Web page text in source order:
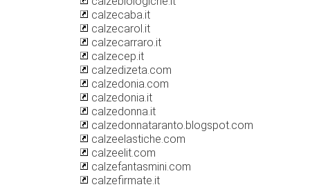
calzecaba.it
calzecarol.it
calzecarraro.it
calzecep.it
calzedizeta.com
calzedonia.com
calzedonia.it
calzedonna.it
calzedonnataranto.blogspot.com
calzeelastiche.com
calzeelit.com
calzefantasmini.com
calzefirmate.it